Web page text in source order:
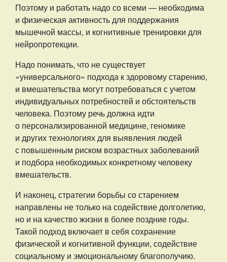
Поэтому и работать надо со всеми — необходима
и физическая активность для поддержания
мышечной массы, и когнитивные тренировки для
нейропротекции.
Надо понимать, что не существует
«универсального» подхода к здоровому старению,
и вмешательства могут потребоваться с учетом
индивидуальных потребностей и обстоятельств
человека. Поэтому речь должна идти
о персонализированной медицине, геномике
и других технологиях для выявления людей
с повышенным риском возрастных заболеваний
и подбора необходимых конкретному человеку
вмешательств.
И наконец, стратегии борьбы со старением
направлены не только на содействие долголетию,
но и на качество жизни в более поздние годы.
Такой подход включает в себя сохранение
физической и когнитивной функции, содействие
социальному и эмоциональному благополучию.